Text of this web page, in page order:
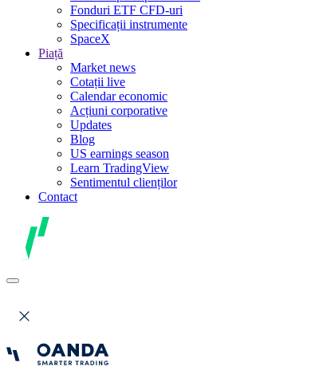
Fonduri ETF CFD-uri
Specificații instrumente
SpaceX
Piață
Market news
Cotații live
Calendar economic
Acțiuni corporative
Updates
Blog
US earnings season
Learn TradingView
Sentimentul clienților
Contact